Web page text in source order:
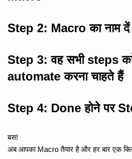
Step 2: Macro का नाम दें
Step 3: वह सभी steps
automate करना चाहते हैं
Step 4: Done होने पर
बस!
अब आपका Macro तैयार है और हर बार एक